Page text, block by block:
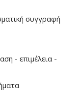
συγγραφή
- επιμέλεια -